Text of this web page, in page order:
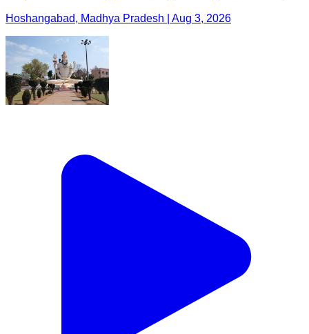
Hoshangabad, Madhya Pradesh | Aug 3, 2026